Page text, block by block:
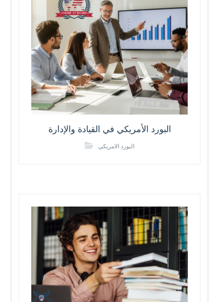
البورد الأمريكي في القيادة والإدارة
البورد الامريكي